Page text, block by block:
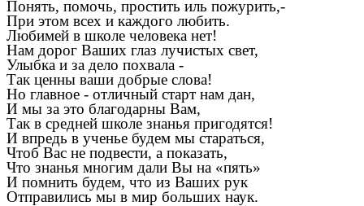
Понять, помочь, простить иль пожурить,-
При этом всех и каждого любить.
Любимей в школе человека нет!
Нам дорог Ваших глаз лучистых свет,
Улыбка и за дело похвала -
Так ценны ваши добрые слова!
Но главное - отличный старт нам дан,
И мы за это благодарны Вам,
Так в средней школе знанья пригодятся!
И впредь в ученье будем мы стараться,
Чтоб Вас не подвести, а показать,
Что знанья многим дали Вы на «пять»
И помнить будем, что из Ваших рук
Отправились мы в мир больших наук.